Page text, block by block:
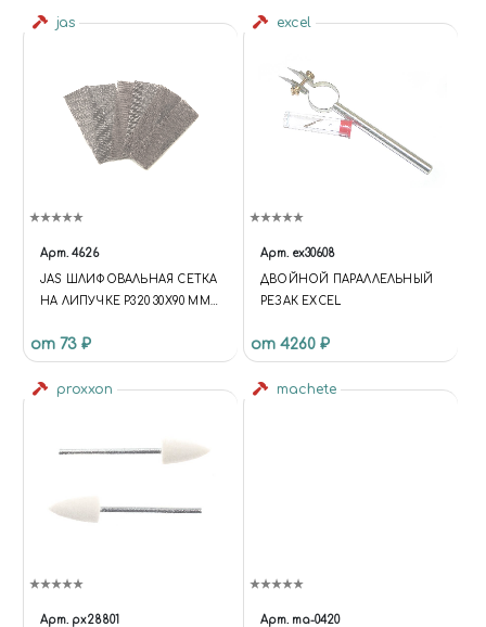
jas
Арт. 4626
JAS ШЛИФОВАЛЬНАЯ СЕТКА
НА ЛИПУЧКЕ P320 30X90 ММ 6
от 73 ₽
excel
Арт. ex30608
ДВОЙНОЙ ПАРАЛЛЕЛЬНЫЙ
РЕЗАК EXCEL
от 4260 ₽
proxxon
Арт. px28801
machete
Арт. ma-0420